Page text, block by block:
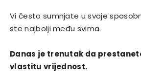
Vi često sumnjate u svoje
ste najbolji među svima.
Danas je trenutak da
vlastitu vrijednost.